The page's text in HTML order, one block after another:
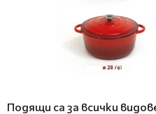
Подящи са за всички